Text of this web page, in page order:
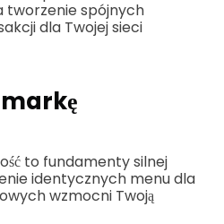
tworzenie spójnych
dla Twojej sieci
to fundamenty silnej
identycznych menu dla
wzmocni Twoją